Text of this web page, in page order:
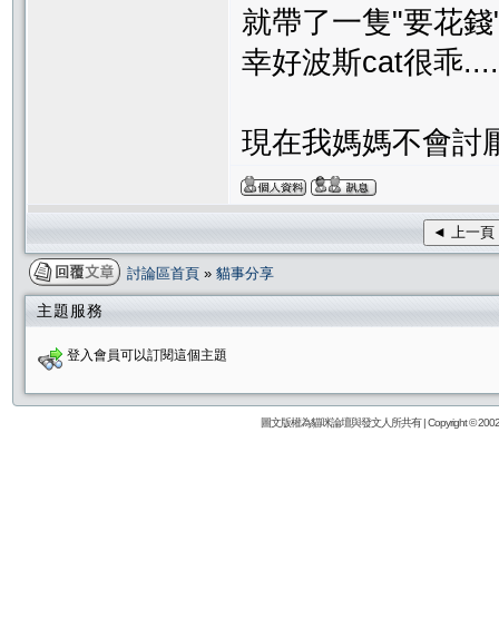
就帶了一隻"要花
幸好波斯cat很乖
現在我媽媽不會討
◄ 上一頁
討論區首頁 » 貓事分享
主題服務
登入會員可以訂閱這個主題
圖文版權為貓咪論壇與發文人所共有 | Copyright ©